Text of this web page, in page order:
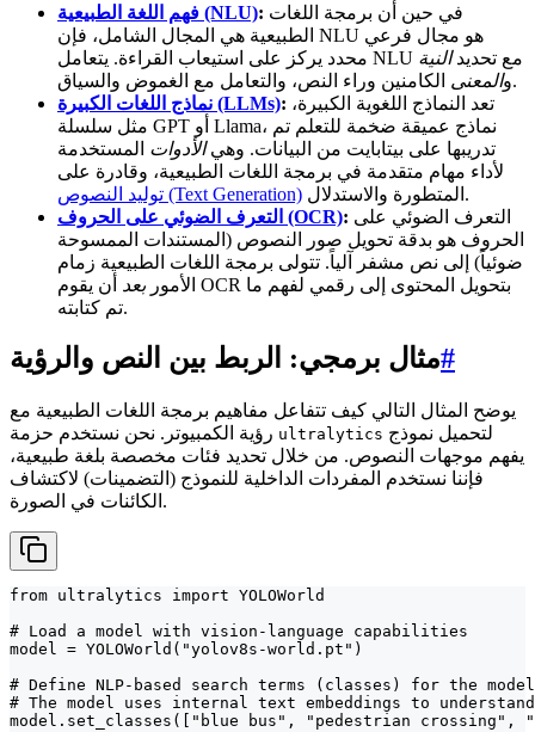
فهم اللغة الطبيعية (NLU):
الطبيعية هي المجال الشامل، فإن NLU هو مجال فرعي
محدد يركز على استيعاب القراءة. يتعامل NLU مع تحديدالنية
والمعنى الكامنين وراء النص، والتعامل مع الغموض والسياق.
نماذج اللغات الكبيرة (LLMs):
مثل سلسلة GPT أو Llama، نماذج عميقة ضخمة للتعلم تم
تدريبها على بيتابايت من البيانات. وهيالأدوات المستخدمة
لأداء مهام متقدمة في برمجة اللغات الطبيعية، وقادرة على
توليد النصوص (Text Generation)
المتطورة والاستدلال.
التعرف الضوئي على الحروف (OCR):
الحروف هو بدقة تحويل صور النصوص (المستندات الممسوحة
ضوئياً) إلى نص مشفر آلياً. تتولى برمجة اللغات الطبيعية زمام
الأموربعد أن يقوم OCR بتحويل المحتوى إلى رقمي لفهم ما
تم كتابته.
مثال برمجي: الربط بين النص والرؤية#
يوضح المثال التالي كيف تتفاعل مفاهيم برمجة اللغات الطبيعية مع
ultralytics
يفهم موجهات النصوص. من خلال تحديد فئات مخصصة بلغة طبيعية،
فإننا نستخدم المفردات الداخلية للنموذج (التضمينات) لاكتشاف
الكائنات في الصورة.
from ultralytics import YOLOWorld
# Load a model with vision-language capabilities
model = YOLOWorld("yolov8s-world.pt")
# Define NLP-based search terms (classes) for the
# The model uses internal text embeddings to
model.set_classes(["blue bus", "pedestrian